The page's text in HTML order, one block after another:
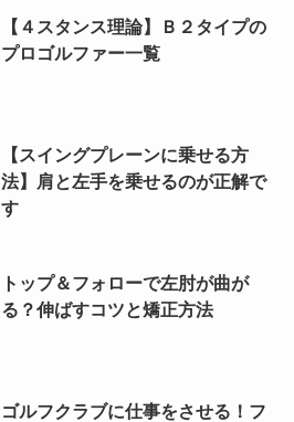
【４スタンス理論】Ｂ２タイプの
プロゴルファー一覧
【スイングプレーンに乗せる方
法】肩と左手を乗せるのが正解で
す
トップ＆フォローで左肘が曲が
る？伸ばすコツと矯正方法
ゴルフクラブに仕事をさせる！フ